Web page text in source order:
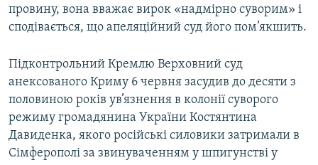
провину, вона вважає вирок «надмірно суворим» і
сподівається, що апеляційний суд його пом’якшить.
Підконтрольний Кремлю Верховний суд
анексованого Криму 6 червня засудив до десяти з
половиною років ув’язнення в колонії суворого
режиму громадянина України Костянтина
Давиденка, якого російські силовики затримали в
Сімферополі за звинуваченням у шпигунстві у